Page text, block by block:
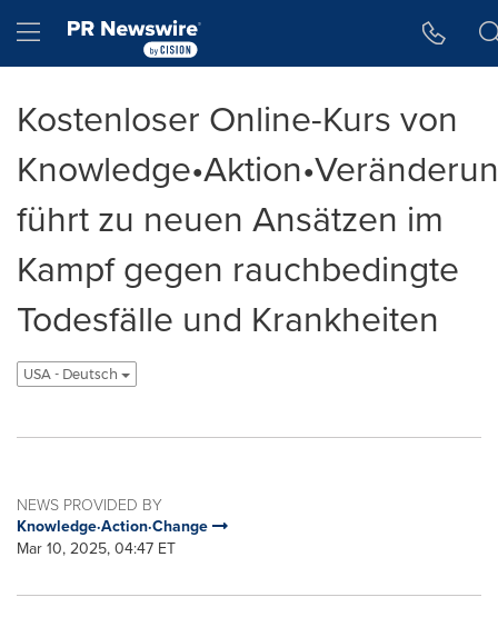
Hamburger menu
Kostenloser Online-Kurs von
führt zu neuen Ansätzen im
Kampf gegen rauchbedingte
Todesfälle und Krankheiten
USA - Deutsch
NEWS PROVIDED BY
Knowledge·Action·Change
Mar 10, 2025, 04:47 ET